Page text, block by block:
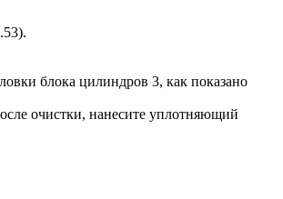
).
блока цилиндров 3, как показано
очистки, нанесите уплотняющий